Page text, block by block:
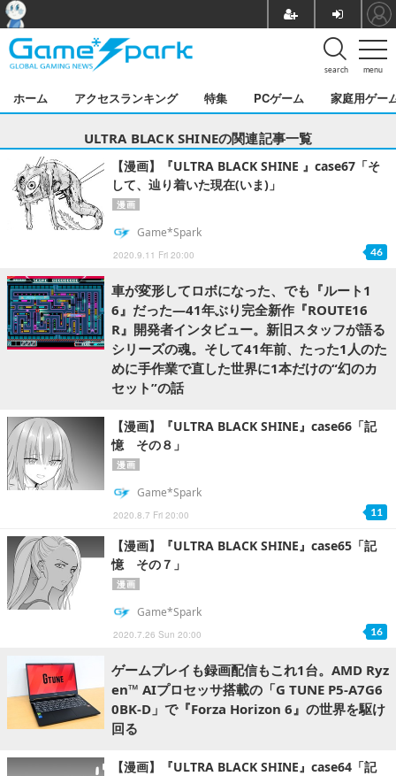
menu
search
ホーム アクセスランキング 特集 PCゲーム 家庭用ゲー
ULTRA BLACK SHINEの関連記事一覧
【漫画】『ULTRA BLACK SHINE 』case67「そ
して、辿り着いた現在(いま)」
漫画
2020.9.11 Fri 20:00
Game*Spark
46
車が変形してロボになった、でも『ルート1
6』だった―41年ぶり完全新作『ROUTE16
R』開発者インタビュー。新旧スタッフが語る
シリーズの魂。そして41年前、たった1人のた
めに手作業で直した世界に1本だけの“幻のカ
セット”の話
【漫画】『ULTRA BLACK SHINE』case66「記
憶 その８」
漫画
2020.8.7 Fri 20:00
Game*Spark
11
【漫画】『ULTRA BLACK SHINE』case65「記
憶 その７」
漫画
2020.7.26 Sun 20:00
Game*Spark
16
ゲームプレイも録画配信もこれ1台。AMD Ryz
en™ AIプロセッサ搭載の「G TUNE P5-A7G6
0BK-D」で『Forza Horizon 6』の世界を駆け
回る
【漫画】『ULTRA BLACK SHINE』case64「記